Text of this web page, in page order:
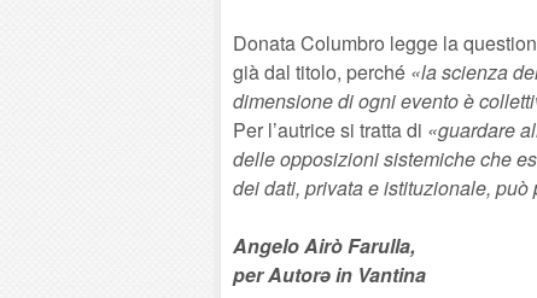
Donata Columbro legge la
già dal titolo, perché «la scienza
dimensione di ogni evento è
Per l’autrice si tratta di «guardare
delle opposizioni sistemiche che
dei dati, privata e istituzionale,
Angelo Airò Farulla,
per Autorə in Vantina